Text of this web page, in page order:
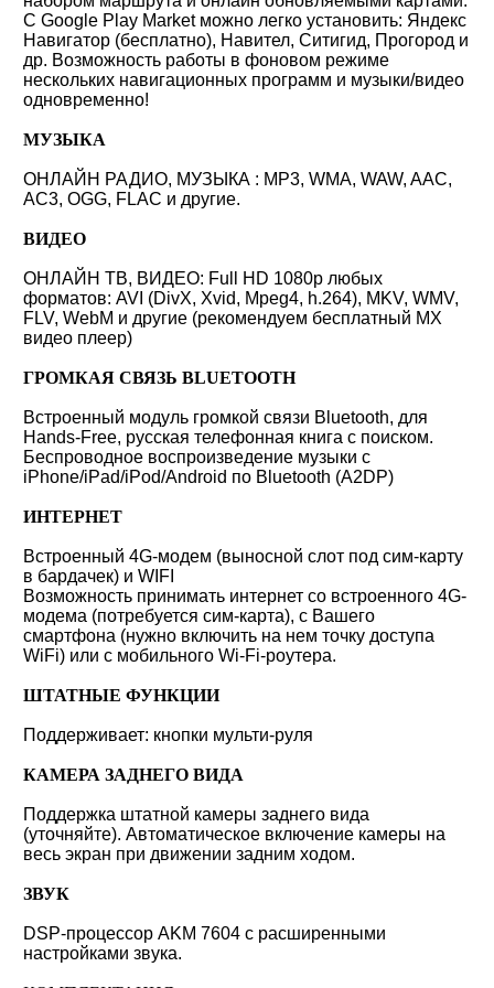
С Google Play Market можно легко установить: Яндекс
Навигатор (бесплатно), Навител, Ситигид, Прогород и
др. Возможность работы в фоновом режиме
нескольких навигационных программ и музыки/видео
одновременно!
МУЗЫКА
ОНЛАЙН РАДИО, МУЗЫКА : MP3, WMA, WAW, AAC,
AC3, OGG, FLAC и другие.
ВИДЕО
ОНЛАЙН ТВ, ВИДЕО: Full HD 1080p любых
форматов: AVI (DivX, Xvid, Mpeg4, h.264), MKV, WMV,
FLV, WebM и другие (рекомендуем бесплатный MX
видео плеер)
ГРОМКАЯ СВЯЗЬ BLUETOOTH
Встроенный модуль громкой связи Bluetooth, для
Hands-Free, русская телефонная книга с поиском.
Беспроводное воспроизведение музыки с
iPhone/iPad/iPod/Android по Bluetooth (A2DP)
ИНТЕРНЕТ
Встроенный 4G-модем (выносной слот под сим-карту
в бардачек) и WIFI
Возможность принимать интернет со встроенного 4G-
модема (потребуется сим-карта), с Вашего
смартфона (нужно включить на нем точку доступа
WiFi) или с мобильного Wi-Fi-роутера.
ШТАТНЫЕ ФУНКЦИИ
Поддерживает: кнопки мульти-руля
КАМЕРА ЗАДНЕГО ВИДА
Поддержка штатной камеры заднего вида
(уточняйте). Автоматическое включение камеры на
весь экран при движении задним ходом.
ЗВУК
DSP-процессор AKM 7604 с расширенными
настройками звука.